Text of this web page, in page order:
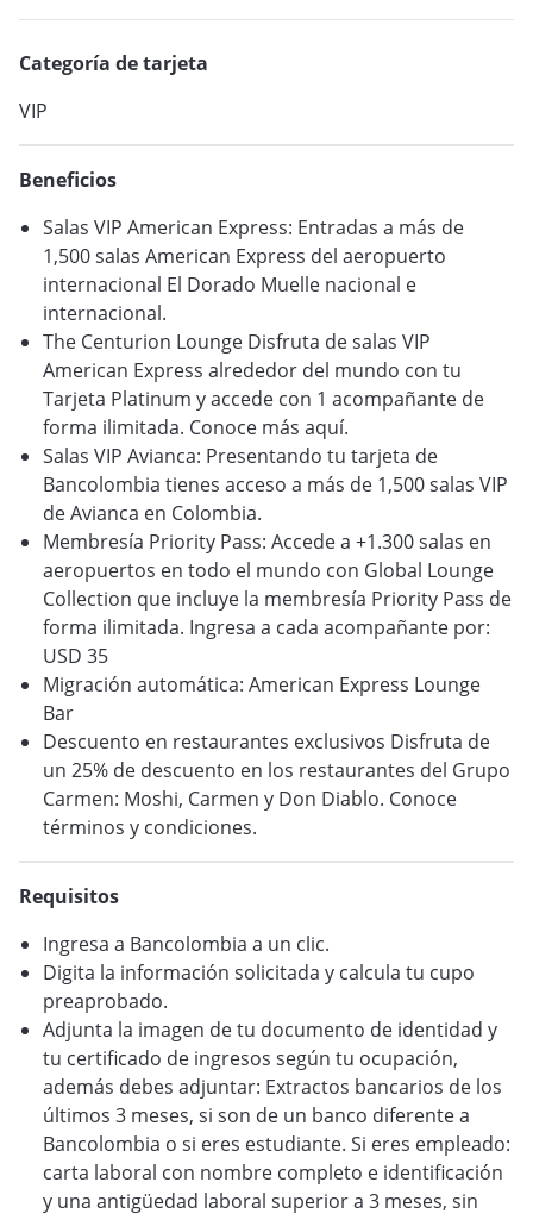
Categoría de tarjeta
VIP
Beneficios
Salas VIP American Express: Entradas a más de
1,500 salas American Express del aeropuerto
internacional El Dorado Muelle nacional e
internacional.
The Centurion Lounge Disfruta de salas VIP
American Express alrededor del mundo con tu
Tarjeta Platinum y accede con 1 acompañante de
forma ilimitada. Conoce más aquí.
Salas VIP Avianca: Presentando tu tarjeta de
Bancolombia tienes acceso a más de 1,500 salas VIP
de Avianca en Colombia.
Membresía Priority Pass: Accede a +1.300 salas en
aeropuertos en todo el mundo con Global Lounge
Collection que incluye la membresía Priority Pass de
forma ilimitada. Ingresa a cada acompañante por:
USD 35
Migración automática: American Express Lounge
Bar
Descuento en restaurantes exclusivos Disfruta de
un 25% de descuento en los restaurantes del Grupo
Carmen: Moshi, Carmen y Don Diablo. Conoce
términos y condiciones.
Requisitos
Ingresa a Bancolombia a un clic.
Digita la información solicitada y calcula tu cupo
preaprobado.
Adjunta la imagen de tu documento de identidad y
tu certificado de ingresos según tu ocupación,
además debes adjuntar: Extractos bancarios de los
últimos 3 meses, si son de un banco diferente a
Bancolombia o si eres estudiante. Si eres empleado:
carta laboral con nombre completo e identificación
y una antigüedad laboral superior a 3 meses, sin